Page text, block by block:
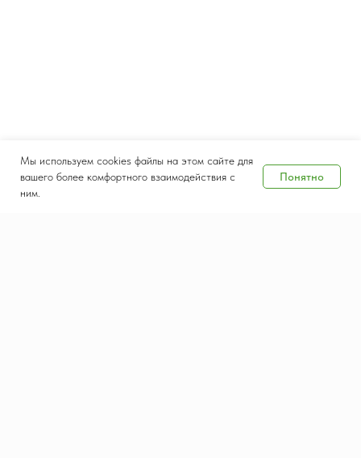
Мы используем cookies файлы на этом сайте для
вашего более комфортного взаимодействия с
ним.
Понятно